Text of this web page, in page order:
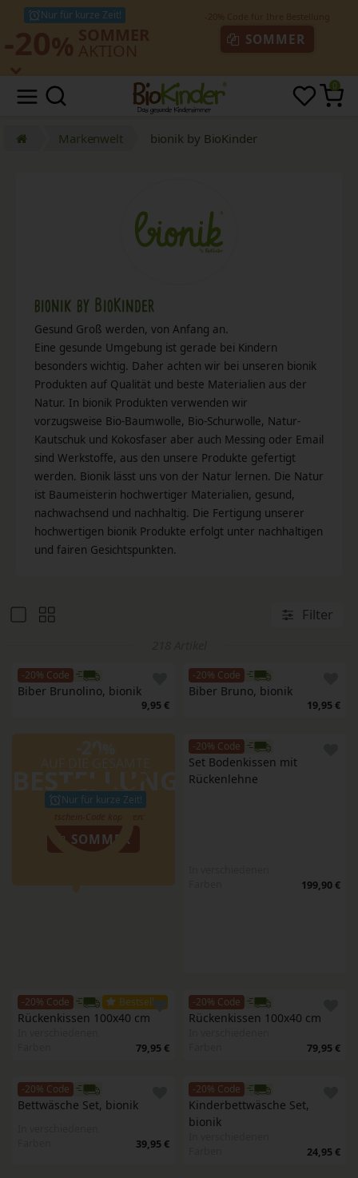
Nur für kurze Zeit!
SOMMER
0
Markenwelt bionik by BioKinder
bionik by BioKinder
Gesund Groß werden, von Anfang an.
Eine gesunde Umgebung ist gerade bei Kindern
besonders wichtig. Daher achten wir bei unseren bionik
Produkten auf Qualität und beste Materialien aus der
Natur. In bionik Produkten verwenden wir
vorzugsweise Bio-Baumwolle, Bio-Schurwolle, Natur-
Kautschuk und Kokosfaser aber auch Messing oder Email
sind Werkstoffe, aus den unsere Produkte gefertigt
werden. Bionik lässt uns von der Natur lernen. Die Natur
ist Baumeisterin hochwertiger Materialien, gesund,
nachwachsend und nachhaltig. Die Fertigung unserer
hochwertigen bionik Produkte erfolgt unter nachhaltigen
und fairen Gesichtspunkten.
Filter
-20% Code
Biber Brunolino, bionik
9,95 €
-20% Code
Biber Bruno, bionik
19,95 €
BESTELLUNG
Nur für kurze Zeit!
SOMMER
-20% Code
Set Bodenkissen mit
Rückenlehne
199,90 €
-20% Code Bestseller
Rückenkissen 100x40 cm
79,95 €
-20% Code
Rückenkissen 100x40 cm
79,95 €
-20% Code
Bettwäsche Set, bionik
39,95 €
-20% Code
Kinderbettwäsche Set,
bionik
24,95 €